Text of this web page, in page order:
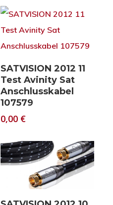
Download
SATVISION 2012 11
Test Avinity Sat
Anschlusskabel
107579
0,00 €
Download